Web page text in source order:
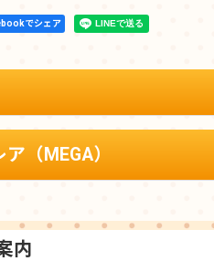
でシェア
（MEGA）
内